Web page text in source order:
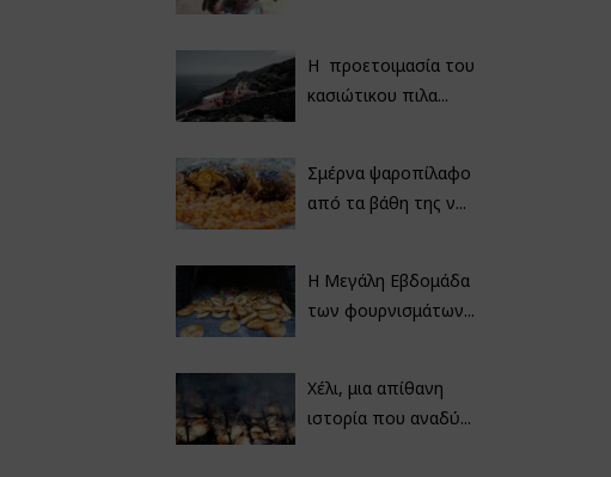
Η προετοιμασία του
κασιώτικου πιλα...
Σμέρνα ψαροπίλαφο
από τα βάθη της ν...
Η Μεγάλη Εβδομάδα
των φουρνισμάτων...
Χέλι, μια απίθανη
ιστορία που αναδύ...